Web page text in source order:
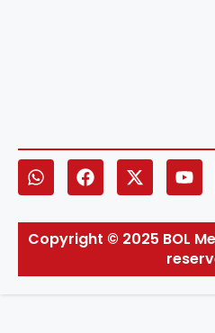
Copyright © 2025 BOL